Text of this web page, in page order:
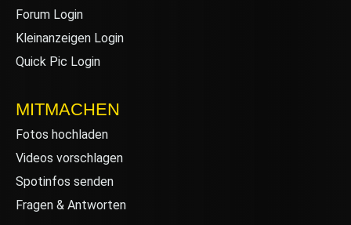
Forum Login
Kleinanzeigen Login
Quick Pic Login
MITMACHEN
Fotos hochladen
Videos vorschlagen
Spotinfos senden
Fragen & Antworten